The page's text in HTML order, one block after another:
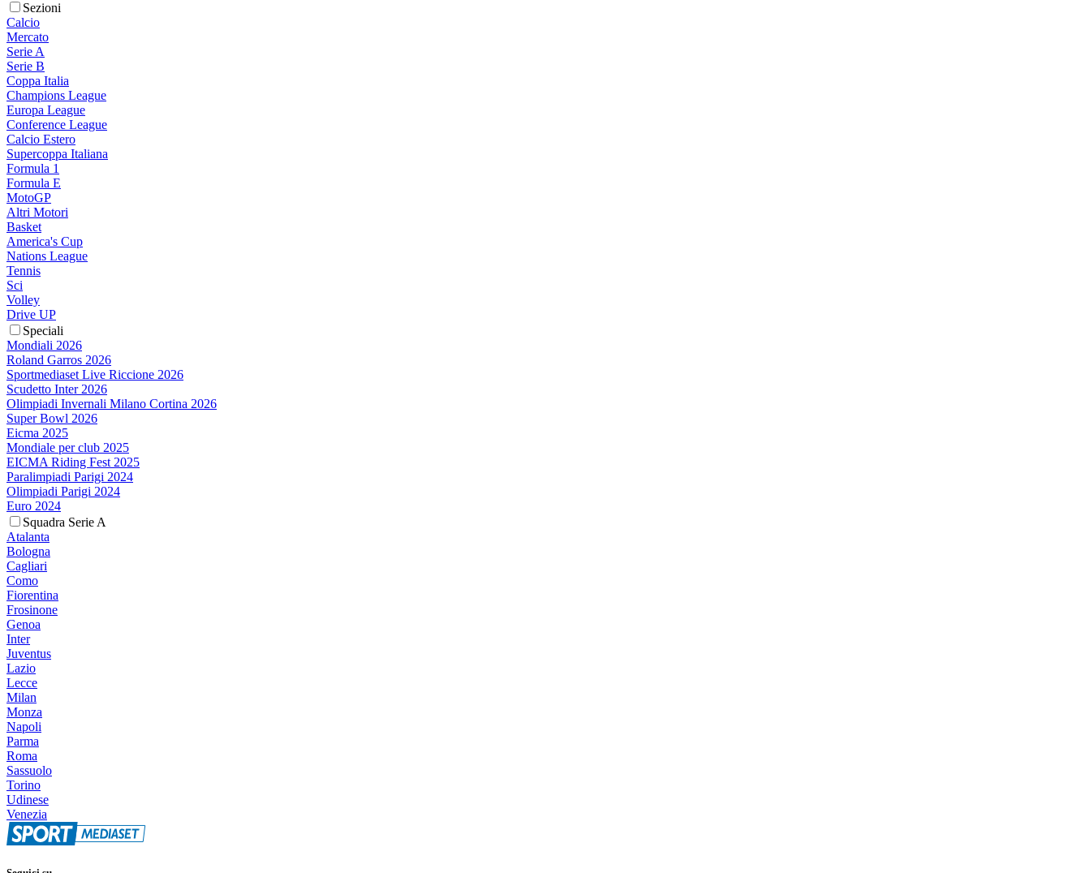
Sezioni
Calcio
Mercato
Serie A
Serie B
Coppa Italia
Champions League
Europa League
Conference League
Calcio Estero
Supercoppa Italiana
Formula 1
Formula E
MotoGP
Altri Motori
Basket
America's Cup
Nations League
Tennis
Sci
Volley
Drive UP
Speciali
Mondiali 2026
Roland Garros 2026
Sportmediaset Live Riccione 2026
Scudetto Inter 2026
Olimpiadi Invernali Milano Cortina 2026
Super Bowl 2026
Eicma 2025
Mondiale per club 2025
EICMA Riding Fest 2025
Paralimpiadi Parigi 2024
Olimpiadi Parigi 2024
Euro 2024
Squadra Serie A
Atalanta
Bologna
Cagliari
Como
Fiorentina
Frosinone
Genoa
Inter
Juventus
Lazio
Lecce
Milan
Monza
Napoli
Parma
Roma
Sassuolo
Torino
Udinese
Venezia